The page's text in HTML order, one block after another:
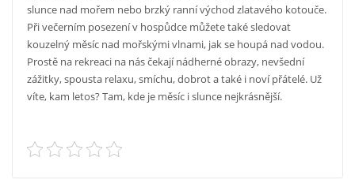
slunce nad mořem nebo brzký ranní východ zlatavého kotouče.
Při večerním posezení v hospůdce můžete také sledovat
kouzelný měsíc nad mořskými vlnami, jak se houpá nad vodou.
Prostě na rekreaci na nás čekají nádherné obrazy, nevšední
zážitky, spousta relaxu, smíchu, dobrot a také i noví přátelé. Už
víte, kam letos? Tam, kde je měsíc i slunce nejkrásnější.